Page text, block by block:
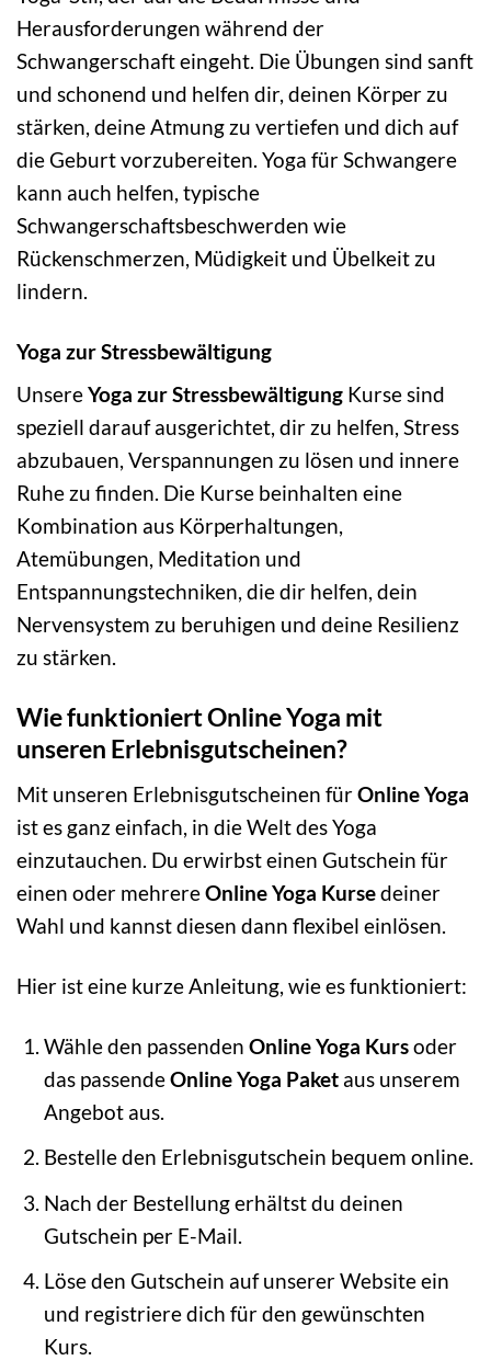
Herausforderungen während der
Schwangerschaft eingeht. Die Übungen sind sanft
und schonend und helfen dir, deinen Körper zu
stärken, deine Atmung zu vertiefen und dich auf
die Geburt vorzubereiten. Yoga für Schwangere
kann auch helfen, typische
Schwangerschaftsbeschwerden wie
Rückenschmerzen, Müdigkeit und Übelkeit zu
lindern.
Yoga zur Stressbewältigung
UnsereYoga zur Stressbewältigung Kurse sind
speziell darauf ausgerichtet, dir zu helfen, Stress
abzubauen, Verspannungen zu lösen und innere
Ruhe zu finden. Die Kurse beinhalten eine
Kombination aus Körperhaltungen,
Atemübungen, Meditation und
Entspannungstechniken, die dir helfen, dein
Nervensystem zu beruhigen und deine Resilienz
zu stärken.
Wie funktioniert Online Yoga mit
unseren Erlebnisgutscheinen?
Mit unseren Erlebnisgutscheinen fürOnline Yoga
ist es ganz einfach, in die Welt des Yoga
einzutauchen. Du erwirbst einen Gutschein für
einen oder mehrereOnline Yoga Kursedeiner
Wahl und kannst diesen dann flexibel einlösen.
Hier ist eine kurze Anleitung, wie es funktioniert:
Wähle den passenden Online Yoga Kursoder
das passendeOnline Yoga Paketaus unserem
Angebot aus.
Bestelle den Erlebnisgutschein bequem online.
Nach der Bestellung erhältst du deinen
Gutschein per E-Mail.
Löse den Gutschein auf unserer Website ein
und registriere dich für den gewünschten
Kurs.